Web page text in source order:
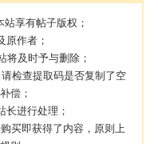
排行榜
联机招募
享有帖子版权；
原作者；
将及时予与删除；
检查提取码是否复制了空
偿；
长进行处理；
买即获得了内容，原则上